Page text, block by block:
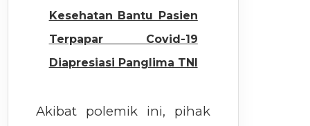
Kesehatan Bantu Pasien
Terpapar Covid-19
Diapresiasi Panglima TNI
Akibat polemik ini, pihak